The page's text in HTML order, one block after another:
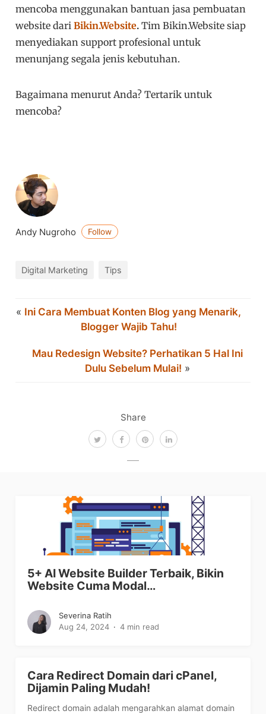
Share
mencoba menggunakan bantuan jasa pembuatan
website dariBikin.Website.Tim Bikin.Website siap
menyediakan support profesional untuk
menunjang segala jenis kebutuhan.
Bagaimana menurut Anda? Tertarik untuk
mencoba?
Andy Nugroho Follow
Digital Marketing Tips
« Ini Cara Membuat Konten Blog yang Menarik,
Blogger Wajib Tahu!
Mau Redesign Website? Perhatikan 5 Hal Ini
Dulu Sebelum Mulai! »
5+ AI Website Builder Terbaik, Bikin
Website Cuma Modal…
Severina Ratih
Aug 24, 2024
4 min read
Cara Redirect Domain dari cPanel,
Dijamin Paling Mudah!
Redirect domain adalah mengarahkan alamat domain